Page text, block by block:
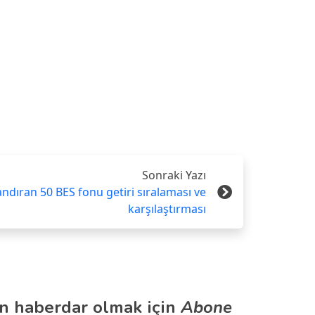
Sonraki Yazı
50 BES fonu getiri sıralaması ve
karşılaştırması
haberdar olmak için Abone